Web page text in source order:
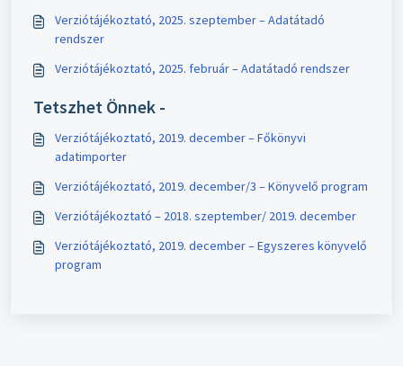
Verziótájékoztató, 2025. szeptember – Adatátadó
rendszer
Verziótájékoztató, 2025. február – Adatátadó rendszer
Tetszhet Önnek -
Verziótájékoztató, 2019. december – Főkönyvi
adatimporter
Verziótájékoztató, 2019. december/3 – Könyvelő program
Verziótájékoztató – 2018. szeptember/ 2019. december
Verziótájékoztató, 2019. december – Egyszeres könyvelő
program